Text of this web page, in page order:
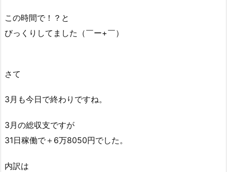
この時間で！？と
びっくりしてました（￣ー+￣）
さて
3月も今日で終わりですね。
3月の総収支ですが
31日稼働で＋6万8050円でした。
内訳は